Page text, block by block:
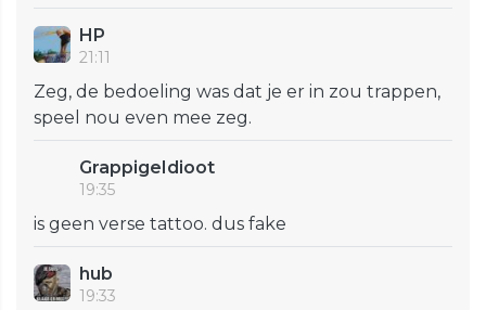
HP
21:11
Zeg, de bedoeling was dat je er in zou trappen,
speel nou even mee zeg.
GrappigeIdioot
19:35
is geen verse tattoo. dus fake
hub
19:33